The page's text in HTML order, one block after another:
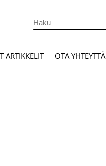
ARTIKKELIT OTA YHTEYTTÄ